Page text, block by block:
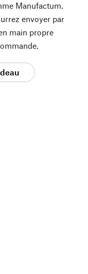
Manufactum.
envoyer par
main propre